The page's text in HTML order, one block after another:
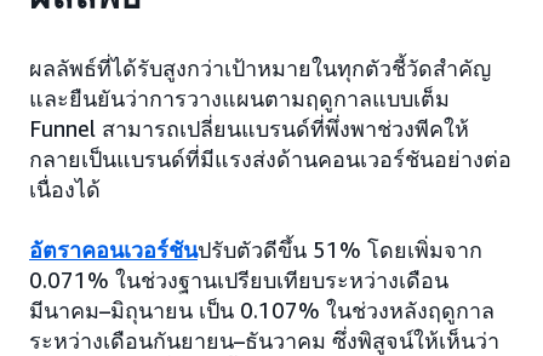
ผลลัพธ์ที่ได้รับสูงกว่าเป้าหมายในทุกตัวชี้วัดสำคัญ
และยืนยันว่าการวางแผนตามฤดูกาลแบบเต็ม
Funnel สามารถเปลี่ยนแบรนด์ที่พึ่งพาช่วงพีคให้
กลายเป็นแบรนด์ที่มีแรงส่งด้านคอนเวอร์ชันอย่างต่อ
เนื่องได้
อัตราคอนเวอร์ชันปรับตัวดีขึ้น 51% โดยเพิ่มจาก
0.071% ในช่วงฐานเปรียบเทียบระหว่างเดือน
มีนาคม–มิถุนายน เป็น 0.107% ในช่วงหลังฤดูกาล
ระหว่างเดือนกันยายน–ธันวาคม ซึ่งพิสูจน์ให้เห็นว่า